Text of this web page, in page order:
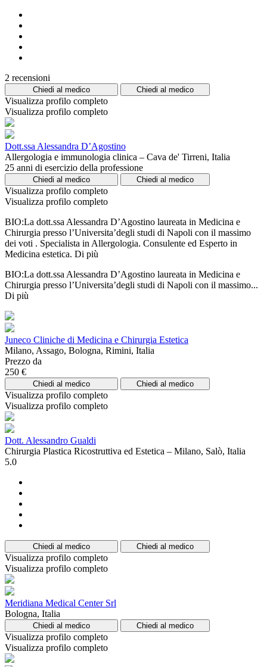
2 recensioni
Chiedi al medico Chiedi al medico
Visualizza profilo completo
Visualizza profilo completo
Dott.ssa Alessandra D’Agostino
Allergologia e immunologia clinica – Cava de' Tirreni, Italia
25 anni di esercizio della professione
Chiedi al medico Chiedi al medico
Visualizza profilo completo
Visualizza profilo completo
BIO:La dott.ssa Alessandra D’Agostino laureata in Medicina e
Chirurgia presso l’Universita’degli studi di Napoli con il massimo
dei voti . Specialista in Allergologia. Consulente ed Esperto in
Medicina estetica. Di più
BIO:La dott.ssa Alessandra D’Agostino laureata in Medicina e
Chirurgia presso l’Universita’degli studi di Napoli con il massimo...
Di più
Juneco Cliniche di Medicina e Chirurgia Estetica
Milano, Assago, Bologna, Rimini, Italia
Prezzo da
250 €
Chiedi al medico Chiedi al medico
Visualizza profilo completo
Visualizza profilo completo
Dott. Alessandro Gualdi
Chirurgia Plastica Ricostruttiva ed Estetica – Milano, Salò, Italia
5.0
Chiedi al medico Chiedi al medico
Visualizza profilo completo
Visualizza profilo completo
Meridiana Medical Center Srl
Bologna, Italia
Chiedi al medico Chiedi al medico
Visualizza profilo completo
Visualizza profilo completo